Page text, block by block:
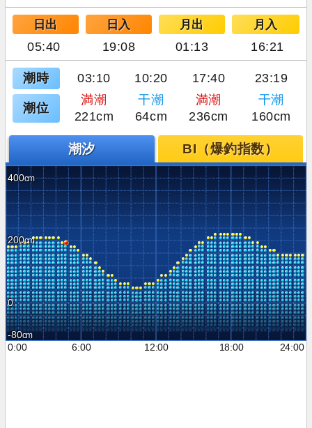
日出 日入 月出 月入
05:40 19:08 01:13 16:21
潮時 03:10 10:20 17:40 23:19
潮位
満潮 干潮 満潮
干潮
221cm
64cm 236cm 160cm
潮汐 BI（爆釣指数）
400
200
0
-80
0:00
6:00 12:00 18:00 24:00